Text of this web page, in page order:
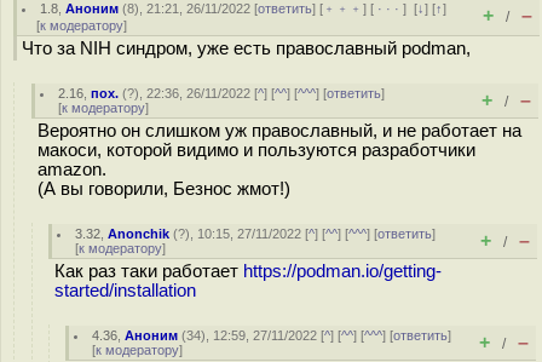
1.8 ,Аноним (8), 21:21, 26/11/2022 [ответить] [ ﹢﹢﹢] [ · · ·][↓] [↑]
[к модератору] + / –
Что за NIH синдром, уже есть православный podman,
2.16 ,пох. (?), 22:36, 26/11/2022 [^] [^^] [^^^] [ответить]
[к модератору] + / –
Вероятно он слишком уж православный, и не работает на
макоси, которой видимо и пользуются разработчики
amazon.
(А вы говорили, Безнос жмот!)
3.32 ,Anonchik (?), 10:15, 27/11/2022 [^] [^^] [^^^] [ответить]
[к модератору] + / –
Как раз таки работает https://podman.io/getting-
started/installation
4.36 ,Аноним (34), 12:59, 27/11/2022 [^] [^^] [^^^] [ответить]
[к модератору] + / –